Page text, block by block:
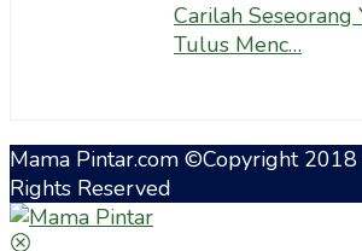
Carilah Seseorang
Tulus Menc…
Mama Pintar.com ©Copyright
Rights Reserved